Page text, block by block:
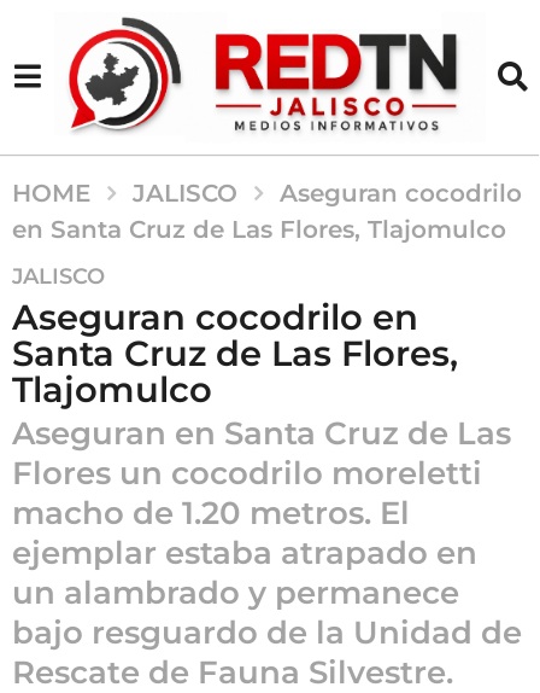
HOME JALISCO
Aseguran cocodrilo
en Santa Cruz de Las Flores, Tlajomulco
1
2
m
e
s
s
a
g
o
1
2
m
e
s
JALISCO
Aseguran cocodrilo en
Santa Cruz de Las Flores,
Tlajomulco
Aseguran en Santa Cruz de Las
Flores un cocodrilo moreletti
macho de 1.20 metros. El
ejemplar estaba atrapado en
un alambrado y permanece
bajo resguardo de la Unidad de
Rescate de Fauna Silvestre.